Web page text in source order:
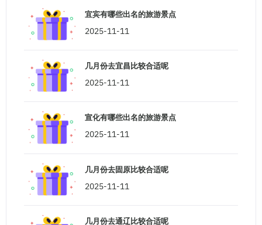
宜宾有哪些出名的旅游景点
2025-11-11
几月份去宜昌比较合适呢
2025-11-11
宣化有哪些出名的旅游景点
2025-11-11
几月份去固原比较合适呢
2025-11-11
几月份去通辽比较合适呢